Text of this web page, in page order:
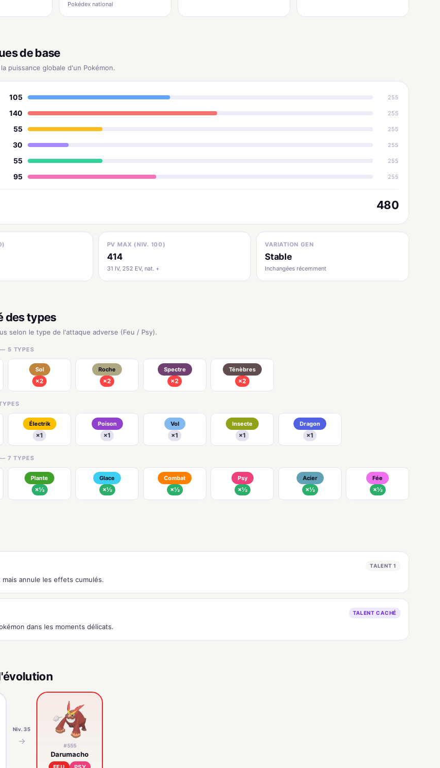
Pokédex national
de base
puissance globale d'un Pokémon.
105 255
140 255
55 255
30 255
55 255
95 255
480
PV MAX (NIV. 100)
414
31 IV, 252 EV, nat. +
VARIATION GEN
Stable
Inchangées récemment
des types
selon le type de l'attaque adverse (Feu / Psy).
5 TYPES
Sol
×2
Roche
×2
Spectre
×2
Ténèbres
×2
Électrik
×1
Poison
×1
Vol
×1
Insecte
×1
Dragon
×1
7 TYPES
Plante
×½
Glace
×½
Combat
×½
Psy
×½
Acier
×½
Fée
×½
TALENT 1
annule les effets cumulés.
TALENT CACHÉ
dans les moments délicats.
Niv. 35
→ #555
Darumacho